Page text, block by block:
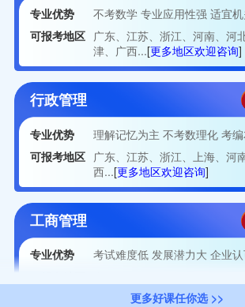
专业优势
不考数学 专业应用性强 适宜
可报考地区 广东、江苏、浙江、河南、河
津、广西...[更多地区欢迎咨询]
行政管理
专业优势
理解记忆为主 不考数理化 考
可报考地区 广东、江苏、浙江、上海、河
西...[更多地区欢迎咨询]
工商管理
专业优势
考试难度低 发展潜力大 企业
更多地区欢迎咨询]
更多好课任你选 >>